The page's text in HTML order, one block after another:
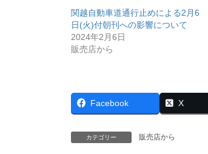
関越自動車道通行止めによる2月6
日(火)付朝刊への影響について
2024年2月6日
販売店から
Facebook X
カテゴリー 販売店から